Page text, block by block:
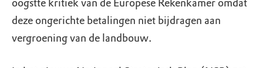
oogstte kritiek van de Europese Rekenkamer omdat
deze ongerichte betalingen niet bijdragen aan
vergroening van de landbouw.